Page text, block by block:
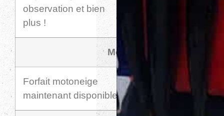
observation et bien
plus !
Motoneige
Forfait motoneige
maintenant disponible.
Prix sur demande